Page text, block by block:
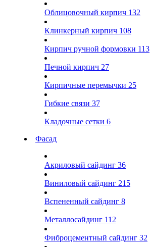
Облицовочный кирпич 132
Клинкерный кирпич 108
Кирпич ручной формовки 113
Печной кирпич 27
Кирпичные перемычки 25
Гибкие связи 37
Кладочные сетки 6
Фасад
Акриловый сайдинг 36
Виниловый сайдинг 215
Вспененный сайдинг 8
Металлосайдинг 112
Фиброцементный сайдинг 32